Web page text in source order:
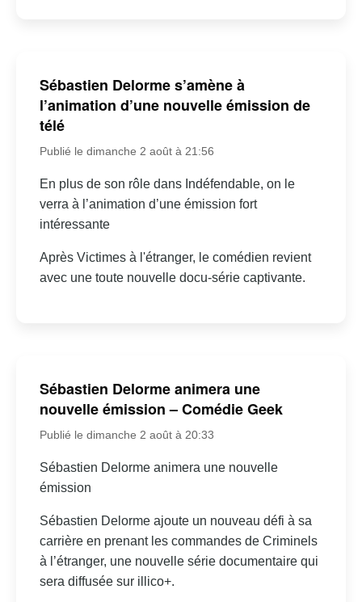
Sébastien Delorme s’amène à
l’animation d’une nouvelle émission de
télé
Publié le dimanche 2 août à 21:56
En plus de son rôle dans Indéfendable, on le
verra à l’animation d’une émission fort
intéressante
Après Victimes à l'étranger, le comédien revient
avec une toute nouvelle docu-série captivante.
Sébastien Delorme animera une
nouvelle émission – Comédie Geek
Publié le dimanche 2 août à 20:33
Sébastien Delorme animera une nouvelle
émission
Sébastien Delorme ajoute un nouveau défi à sa
carrière en prenant les commandes de Criminels
à l’étranger, une nouvelle série documentaire qui
sera diffusée sur illico+.